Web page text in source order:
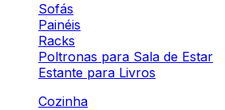
Sofás
Painéis
Racks
Poltronas para Sala de Estar
Estante para Livros
Cozinha